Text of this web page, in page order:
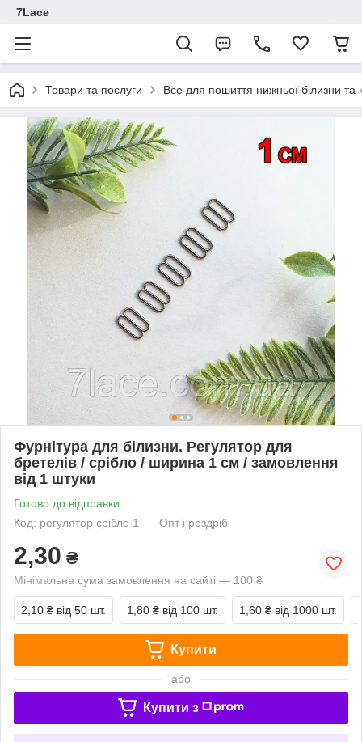
7Lace
Товари та послуги Все для пошиття нижньої білизни та
Фурнітура для білизни. Регулятор для
бретелів / срібло / ширина 1 см / замовлення
від 1 штуки
Готово до відправки
Код: регулятор срібло 1
Опт і роздріб
2,30 ₴
Мінімальна сума замовлення на сайті — 100 ₴
2,10 ₴ від 50 шт. 1,80 ₴ від 100 шт. 1,60 ₴ від 1000 шт.
Купити
або
Купити з